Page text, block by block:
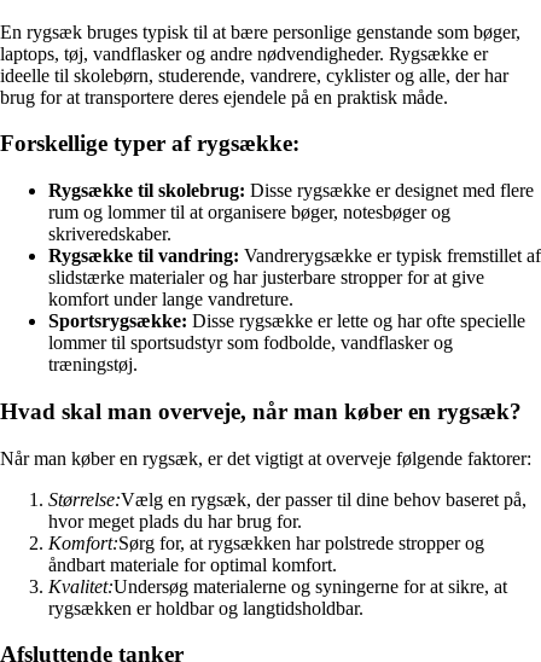
En rygsæk bruges typisk til at bære personlige genstande som bøger,
laptops, tøj, vandflasker og andre nødvendigheder. Rygsække er
ideelle til skolebørn, studerende, vandrere, cyklister og alle, der har
brug for at transportere deres ejendele på en praktisk måde.
Forskellige typer af rygsække:
Rygsække til skolebrug: Disse rygsække er designet med flere
rum og lommer til at organisere bøger, notesbøger og
skriveredskaber.
Rygsække til vandring: Vandrerygsække er typisk fremstillet af
slidstærke materialer og har justerbare stropper for at give
komfort under lange vandreture.
Sportsrygsække: Disse rygsække er lette og har ofte specielle
lommer til sportsudstyr som fodbolde, vandflasker og
træningstøj.
Hvad skal man overveje, når man køber en rygsæk?
Når man køber en rygsæk, er det vigtigt at overveje følgende faktorer:
Størrelse:Vælg en rygsæk, der passer til dine behov baseret på,
hvor meget plads du har brug for.
Komfort:Sørg for, at rygsækken har polstrede stropper og
åndbart materiale for optimal komfort.
Kvalitet:Undersøg materialerne og syningerne for at sikre, at
rygsækken er holdbar og langtidsholdbar.
Afsluttende tanker